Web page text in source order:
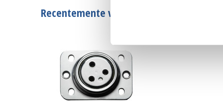
Recentemente visto